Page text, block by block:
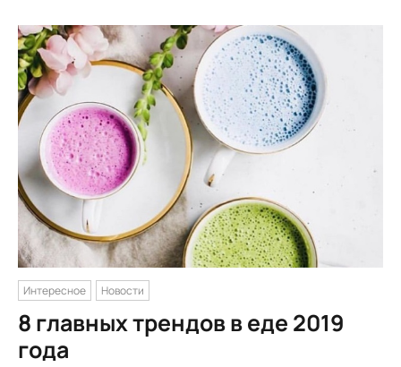
Интересное Новости
8 главных трендов в еде 2019
года